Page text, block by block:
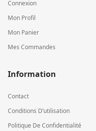
Connexion
Mon Profil
Mon Panier
Mes Commandes
Information
Contact
Conditions D’utilisation
Politique De Confidentialité